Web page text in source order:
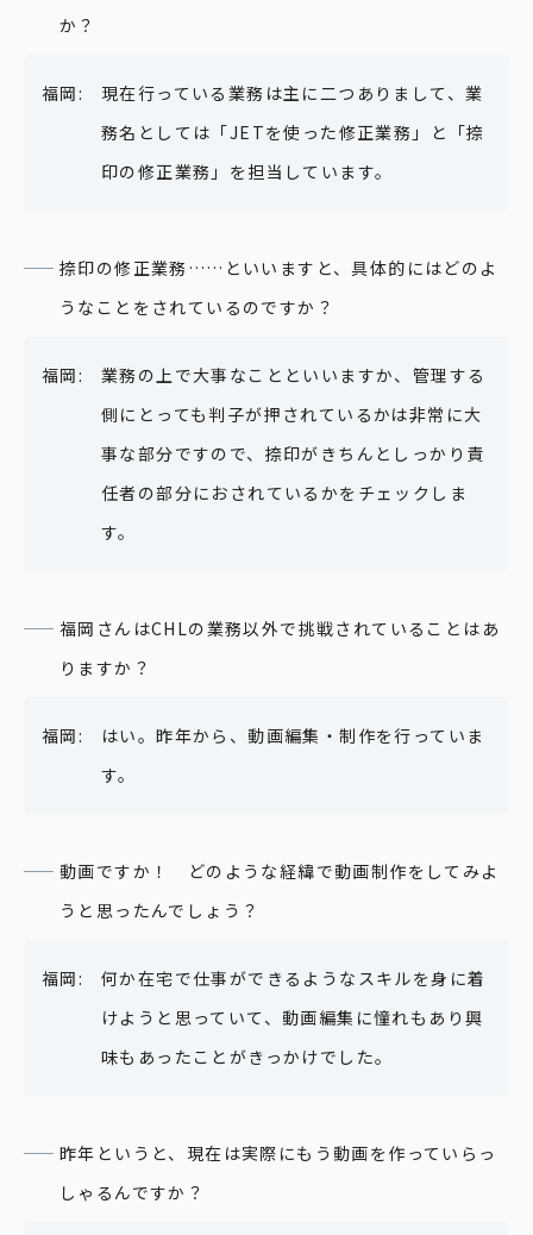
か？
現在行っている業務は主に二つありまして、業
務名としては「JETを使った修正業務」と「捺
印の修正業務」を担当しています。
捺印の修正業務……といいますと、具体的にはどのよ
うなことをされているのですか？
業務の上で大事なことといいますか、管理する
側にとっても判子が押されているかは非常に大
事な部分ですので、捺印がきちんとしっかり責
任者の部分におされているかをチェックしま
す。
福岡さんはCHLの業務以外で挑戦されていることはあ
りますか？
はい。昨年から、動画編集・制作を行っていま
す。
動画ですか！ どのような経緯で動画制作をしてみよ
うと思ったんでしょう？
何か在宅で仕事ができるようなスキルを身に着
けようと思っていて、動画編集に憧れもあり興
味もあったことがきっかけでした。
昨年というと、現在は実際にもう動画を作っていらっ
しゃるんですか？